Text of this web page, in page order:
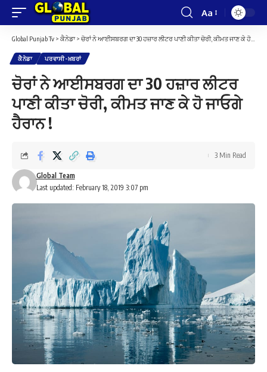
Font
Resizer
Aa
Global Punjab Tv > ਕੈਨੇਡਾ> ਚੋਰਾਂ ਨੇ ਆਈਸਬਰਗ ਦਾ 30 ਹਜ਼ਾਰ ਲੀਟਰ ਪਾਣੀ ਕੀਤਾ ਚੋਰੀ, ਕੀਮਤ ਜਾਣ ਕੇ ਹੋ ਜਾਓਗੇ ਹੈਰਾਨ !
ਕੈਨੇਡਾ ਪਰਵਾਸੀ-ਖ਼ਬਰਾਂ
ਚੋਰਾਂ ਨੇ ਆਈਸਬਰਗ ਦਾ 30 ਹਜ਼ਾਰ ਲੀਟਰ
ਪਾਣੀ ਕੀਤਾ ਚੋਰੀ, ਕੀਮਤ ਜਾਣ ਕੇ ਹੋ ਜਾਓਗੇ
ਹੈਰਾਨ !
Last updated: February 18, 2019 3:07 pm
Global Team
3 Min Read